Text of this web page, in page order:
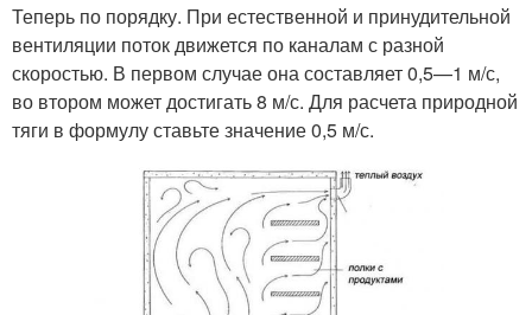
Теперь по порядку. При естественной и принудительной
вентиляции поток движется по каналам с разной
скоростью. В первом случае она составляет 0,5—1 м/с,
во втором может достигать 8 м/с. Для расчета природной
тяги в формулу ставьте значение 0,5 м/с.